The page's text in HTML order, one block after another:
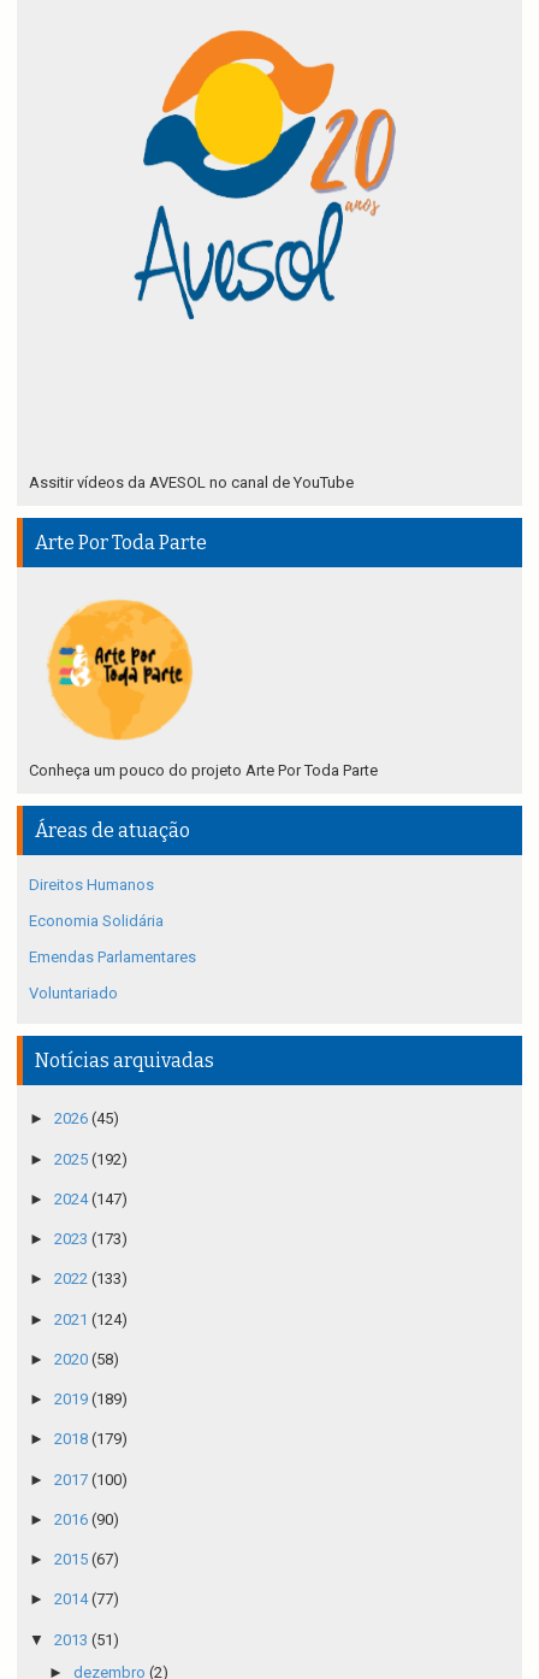
Assitir vídeos da AVESOL no canal de YouTube
Arte Por Toda Parte
Conheça um pouco do projeto Arte Por Toda Parte
Áreas de atuação
Direitos Humanos
Economia Solidária
Emendas Parlamentares
Voluntariado
Notícias arquivadas
► 2026 (45)
► 2025 (192)
► 2024(147)
► 2023 (173)
► 2022 (133)
► 2021 (124)
► 2020 (58)
► 2019 (189)
► 2018 (179)
► 2017 (100)
► 2016 (90)
► 2015 (67)
► 2014(77)
▼ 2013 (51)
► dezembro (2)